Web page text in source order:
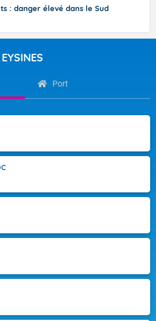
: danger élevé dans le Sud
Port